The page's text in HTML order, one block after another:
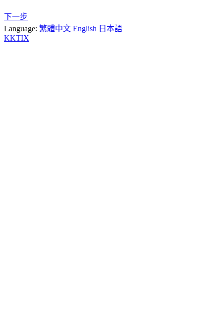
下一步
Language: 繁體中文 English 日本語
KKTIX